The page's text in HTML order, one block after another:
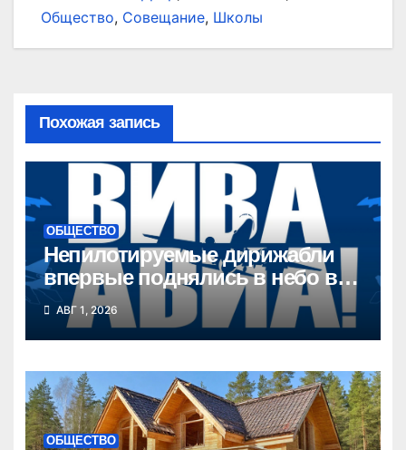
Общество, Совещание, Школы
Похожая запись
ОБЩЕСТВО
Непилотируемые дирижабли
впервые поднялись в небо в
Новосибирской области
АВГ 1, 2026
ОБЩЕСТВО